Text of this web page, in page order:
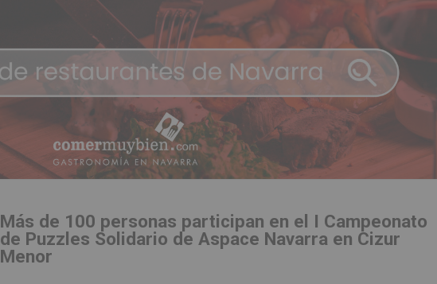
Más de 100 personas participan en el I Campeonato
de Puzzles Solidario de Aspace Navarra en Cizur
Menor